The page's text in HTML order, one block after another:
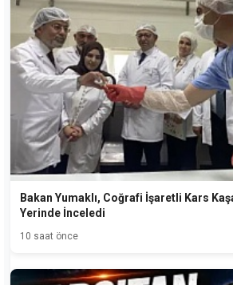
Bakan Yumaklı, Coğrafi İşaretli Kars
Yerinde İnceledi
10 saat önce